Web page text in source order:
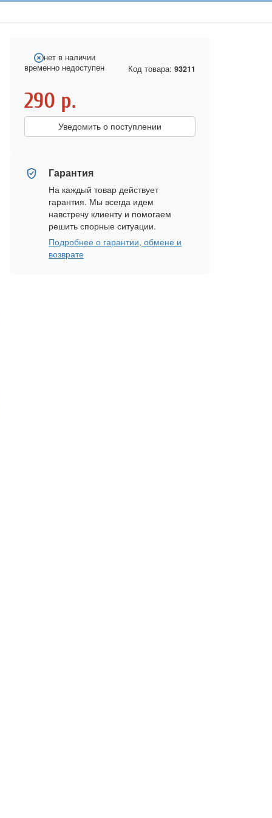
нет в наличии
временно недоступен
Код товара: 93211
290 р.
Уведомить о поступлении
Гарантия
На каждый товар действует
гарантия. Мы всегда идем
навстречу клиенту и помогаем
решить спорные ситуации.
Подробнее о гарантии, обмене и
возврате